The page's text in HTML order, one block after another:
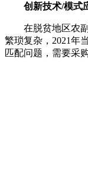
创新技术/模式
在脱贫地区农
繁琐复杂，2021年
匹配问题，需要采